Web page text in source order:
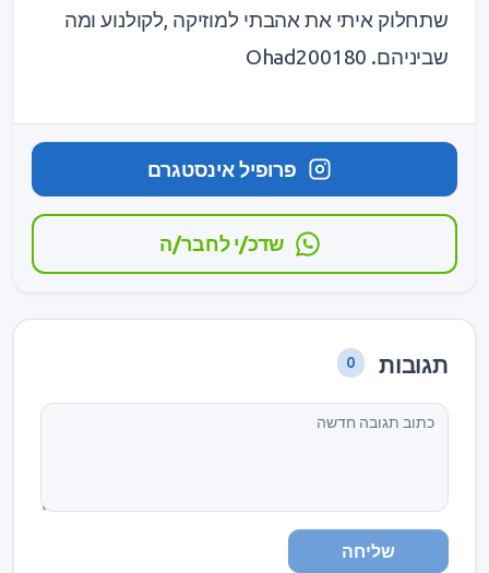
שתחלוק איתי את אהבתי למוזיקה ,לקולנוע ומה
שביניהם. Ohad200180
פרופיל אינסטגרם
שדכ/י לחבר/ה
תגובות 0
שליחה